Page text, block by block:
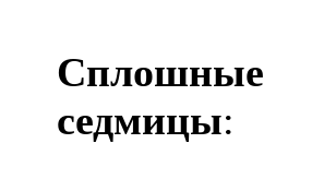
Сплошные
седмицы: